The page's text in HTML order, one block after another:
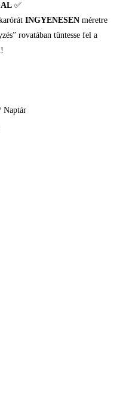
✅
INGYENESEN méretre
rovatában tüntesse fel a
Naptár